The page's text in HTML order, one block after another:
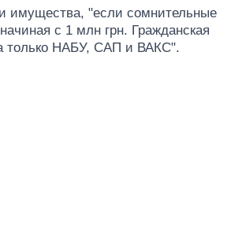
имущества, "если сомнительные
с 1 млн грн. Гражданская
только НАБУ, САП и ВАКС".